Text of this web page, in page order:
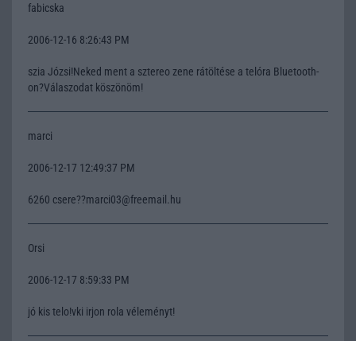
fabicska
2006-12-16 8:26:43 PM
szia Józsi!Neked ment a sztereo zene rátöltése a telóra Bluetooth-
on?Válaszodat köszönöm!
marci
2006-12-17 12:49:37 PM
6260 csere??marci03@freemail.hu
Orsi
2006-12-17 8:59:33 PM
jó kis telo!vki irjon rola véleményt!